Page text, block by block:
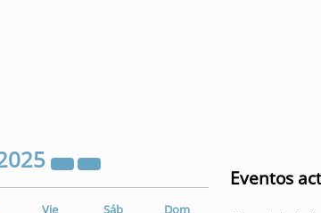
Vie Sáb Dom
Eventos